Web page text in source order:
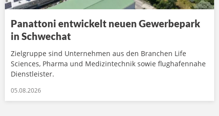
Panattoni entwickelt neuen Gewerbepark
in Schwechat
Zielgruppe sind Unternehmen aus den Branchen Life
Sciences, Pharma und Medizintechnik sowie flughafennahe
Dienstleister.
05.08.2026